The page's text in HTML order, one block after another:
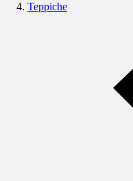
Teppiche